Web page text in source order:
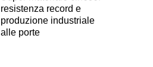
resistenza record e
produzione industriale
alle porte